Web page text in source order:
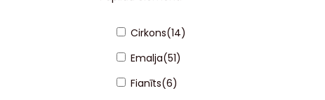
Cirkons(14)
Emalja(51)
Fianīts(6)